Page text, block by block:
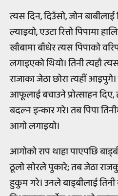
त्यस दिन, दिउँसो, जोन बाबीलाई
ल्याइयो, एउटा रित्तो पिपामा
खाँबामा बाँधेर त्यस पिपाको
लगाइएको थियो। तिनी त्यहाँ
राजाका जेठा छोरा त्यहीं
आफूलाई बचाउने प्रोत्साहन
बदल्न इन्कार गरे। तब पिपा
आगो लगाइयो।
आगोको राप थाहा पाएपछि
ठूलो सोरले पुकारे; तब जेठा
हुकुम गरे। उनले बाड्बीलाई